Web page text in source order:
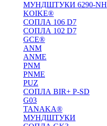
МУНДШТУКИ 6290-NH
KOIKE®
СОПЛА 106 D7
СОПЛА 102 D7
GCE®
ANM
ANME
PNM
PNME
PUZ
СОПЛА BIR+ P-SD
G03
TANAKA®
МУНДШТУКИ